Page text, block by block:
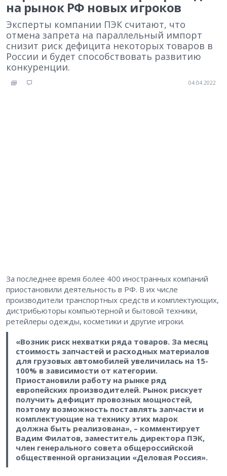
на рынок РФ новых игроков
Эксперты компании ПЭК считают, что
отмена запрета на параллельный импорт
снизит риск дефицита некоторых товаров в
России и будет способствовать развитию
конкуренции.
04.04.2022
За последнее время более 400 иностранных компаний
приостановили деятельность в РФ. В их числе
производители транспортных средств и комплектующих,
дистрибьюторы компьютерной и бытовой техники,
ретейлеры одежды, косметики и другие игроки.
«Возник риск нехватки ряда товаров. За месяц
стоимость запчастей и расходных материалов
для грузовых автомобилей увеличилась на 15-
100% в зависимости от категории.
Приостановили работу на рынке ряд
европейских производителей. Рынок рискует
получить дефицит провозных мощностей,
поэтому возможность поставлять запчасти и
комплектующие на технику этих марок
должна быть реализована», – комментирует
Вадим Филатов, заместитель директора ПЭК,
член генерального совета общероссийской
общественной организации «Деловая Россия».